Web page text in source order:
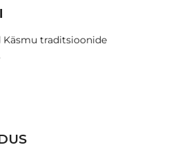
traditsioonide